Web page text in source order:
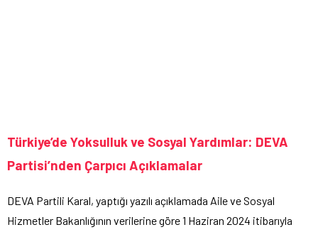
Türkiye’de Yoksulluk ve Sosyal Yardımlar: DEVA
Partisi’nden Çarpıcı Açıklamalar
DEVA Partili Karal, yaptığı yazılı açıklamada Aile ve Sosyal
Hizmetler Bakanlığının verilerine göre 1 Haziran 2024 itibarıyla